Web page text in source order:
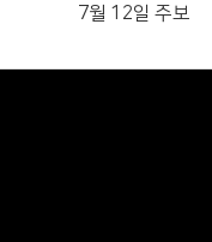
7월 12일 주보